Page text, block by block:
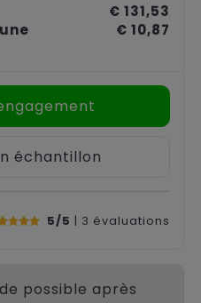
€ 131,53
€ 10,87
échantillon
5/5 | 3 évaluations
possible après